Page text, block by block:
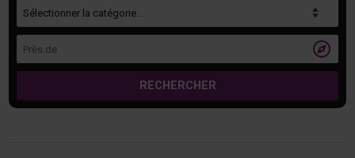

RECHERCHER